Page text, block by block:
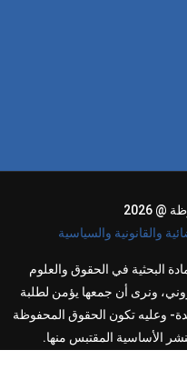
2026
والقانونية والسياسية
البحثية في الحقوق والعلوم
ونرى أن جمعها يؤمن لطلبة
وعليه تكون الحقوق المحفوظة
الأساسية المقتبس منها.